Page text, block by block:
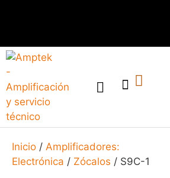
Inicio / Amplificadores:
Electrónica / Zócalos / S9C-1